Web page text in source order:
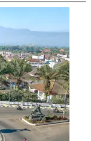
#tingkat
Telegram